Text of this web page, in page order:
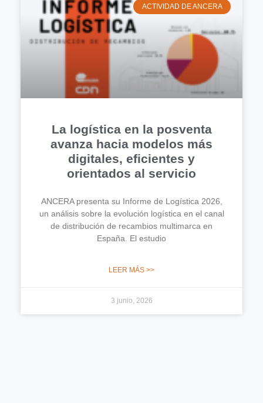
ACTIVIDAD DE ANCERA
La logística en la posventa
avanza hacia modelos más
digitales, eficientes y
orientados al servicio
ANCERA presenta su Informe de Logística 2026,
un análisis sobre la evolución logística en el canal
de distribución de recambios multimarca en
España. El estudio
LEER MÁS >>
3 junio, 2026